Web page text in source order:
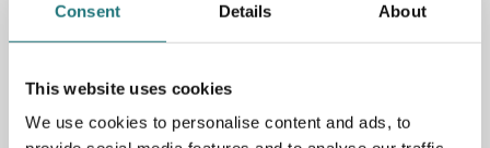
Consent Details About
This website uses cookies
We use cookies to personalise content and ads, to
Artikelnummer 38-0190-1173-362